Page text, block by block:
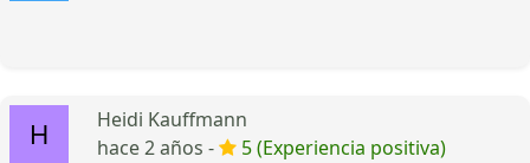
Heidi Kauffmann
hace 2 años -
5 (Experiencia positiva)